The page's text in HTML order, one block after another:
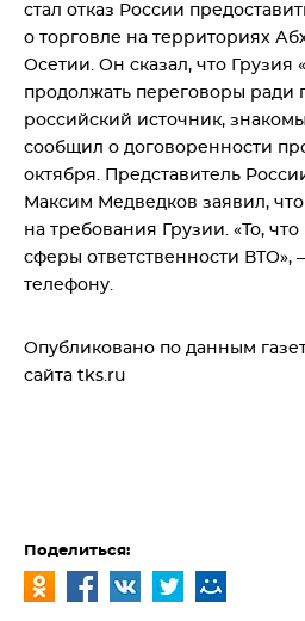
стал отказ России
о торговле на территориях
Осетии. Он сказал, что Грузия
продолжать переговоры ради
российский источник,
сообщил о договоренности
октября. Представитель
Максим Медведков заявил,
на требования Грузии. «То,
сферы ответственности ВТО»,
телефону.
Опубликовано по данным
сайта tks.ru
Поделиться: